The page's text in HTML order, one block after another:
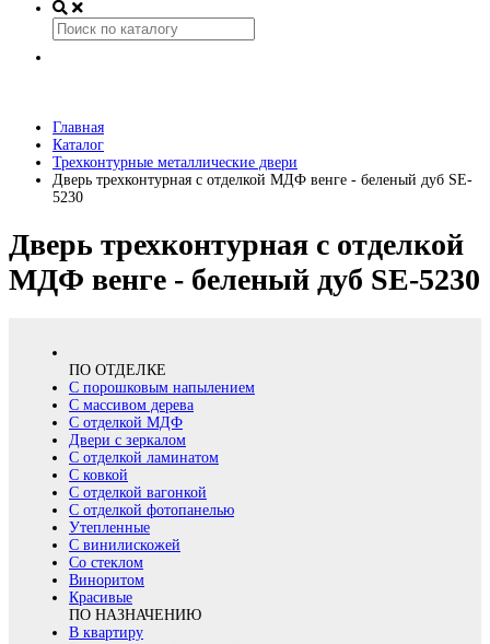
Главная
Каталог
Трехконтурные металлические двери
Дверь трехконтурная с отделкой МДФ венге - беленый дуб SE-
5230
Дверь трехконтурная с отделкой
МДФ венге - беленый дуб SE-5230
ПО ОТДЕЛКЕ
С порошковым напылением
С массивом дерева
С отделкой МДФ
Двери с зеркалом
С отделкой ламинатом
С ковкой
С отделкой вагонкой
С отделкой фотопанелью
Утепленные
С винилискожей
Со стеклом
Виноритом
Красивые
ПО НАЗНАЧЕНИЮ
В квартиру